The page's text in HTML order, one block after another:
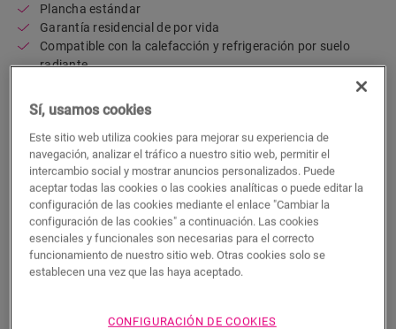
Plancha estándar
Garantía residencial de por vida
Compatible con la calefacción y refrigeración por suelo
radiante
Capa de subsuelo acoplada
47,02€/m²
P.V.P Recomendado ( IVA incluido)
Encuentre un tienda cerca
¿Quiere ver este suelo en la vida real? ¿Le queda
alguna pregunta por hacer? ¡No se preocupe! Siempre
hay un tienda cerca.
Sí, usamos cookies
Este sitio web utiliza cookies para mejorar su experiencia de
navegación, analizar el tráfico a nuestro sitio web, permitir el
intercambio social y mostrar anuncios personalizados. Puede
aceptar todas las cookies o las cookies analíticas o puede editar la
configuración de las cookies mediante el enlace "Cambiar la
configuración de las cookies" a continuación. Las cookies
esenciales y funcionales son necesarias para el correcto
funcionamiento de nuestro sitio web. Otras cookies solo se
establecen una vez que las haya aceptado.
CONFIGURACIÓN DE COOKIES